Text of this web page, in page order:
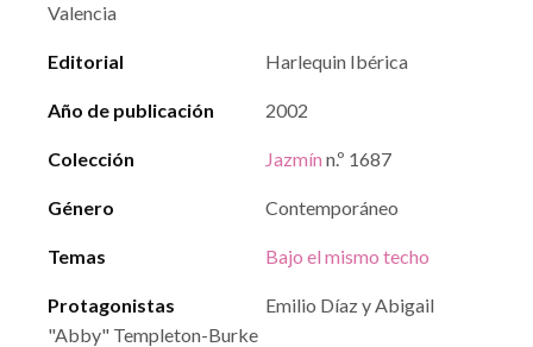
Valencia
Editorial Harlequin Ibérica
Año de publicación 2002
Colección Jazmín n.º 1687
Género Contemporáneo
Temas Bajo el mismo techo
Protagonistas
Emilio Díaz y Abigail
"Abby" Templeton-Burke